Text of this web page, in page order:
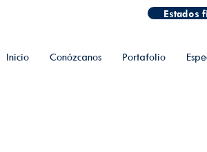
Estados
Inicio Conózcanos Portafolio